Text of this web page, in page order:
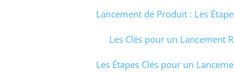
Lancement de Produit : Les
Les Clés pour un Lancement
Les Étapes Clés pour un